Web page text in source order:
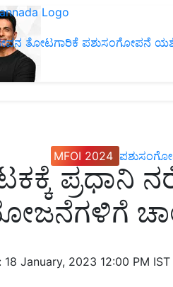
ತೋಟಗಾರಿಕೆ ಪಶುಸಂಗೋಪನೆ
MFOI 2024
ಪ್ರಧಾನಿ
January, 2023 12:00 PM IST